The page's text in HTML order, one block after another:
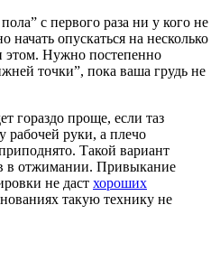
с первого раза ни у кого не
начать опускаться на несколько
этом. Нужно постепенно
точки”, пока ваша грудь не
гораздо проще, если таз
рабочей руки, а плечо
Такой вариант
в отжимании. Привыкание
не даст хороших
такую технику не